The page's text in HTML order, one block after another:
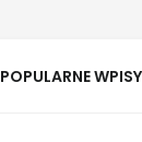
POPULARNE WPISY